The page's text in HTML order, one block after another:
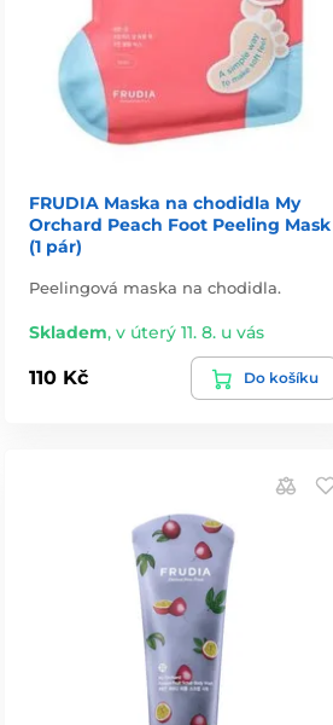
FRUDIA Maska na chodidla My
Orchard Peach Foot Peeling Mask
(1 pár)
Peelingová maska na chodidla.
Skladem, v úterý 11. 8. u vás
110 Kč Do košíku